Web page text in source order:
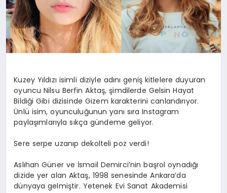
Kuzey Yıldızı isimli diziyle adını geniş kitlelere duyuran
oyuncu Nilsu Berfin Aktaş, şimdilerde Gelsin Hayat
Bildiği Gibi dizisinde Gizem karakterini canlandırıyor.
Ünlü isim, oyunculuğunun yanı sıra Instagram
paylaşımlarıyla sıkça gündeme geliyor.
Sere serpe uzanıp dekolteli poz verdi!
Aslıhan Güner ve İsmail Demirci’nin başrol oynadığı
dizide yer alan Aktaş, 1998 senesinde Ankara’da
dünyaya gelmiştir. Yetenek Evi Sanat Akademisi